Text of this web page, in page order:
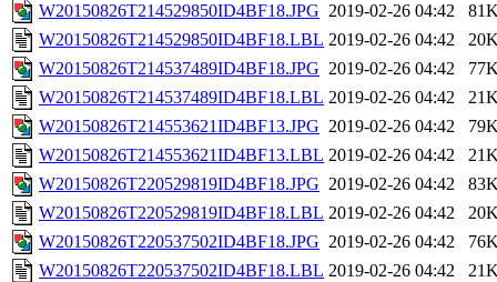
W20150826T214529850ID4BF18.JPG 2019-02-26 04:42
W20150826T214529850ID4BF18.LBL 2019-02-26 04:42
W20150826T214537489ID4BF18.JPG 2019-02-26 04:42
W20150826T214537489ID4BF18.LBL 2019-02-26 04:42
W20150826T214553621ID4BF13.JPG 2019-02-26 04:42
W20150826T214553621ID4BF13.LBL 2019-02-26 04:42
W20150826T220529819ID4BF18.JPG 2019-02-26 04:42
W20150826T220529819ID4BF18.LBL 2019-02-26 04:42
W20150826T220537502ID4BF18.JPG 2019-02-26 04:42
W20150826T220537502ID4BF18.LBL 2019-02-26 04:42